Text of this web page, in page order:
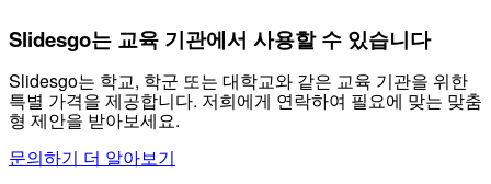
Slidesgo는 교육 기관에서 사용할 수 있습니다
Slidesgo는 학교, 학군 또는 대학교와 같은 교육 기관을 위한
특별 가격을 제공합니다. 저희에게 연락하여 필요에 맞는 맞춤
형 제안을 받아보세요.
문의하기 더 알아보기